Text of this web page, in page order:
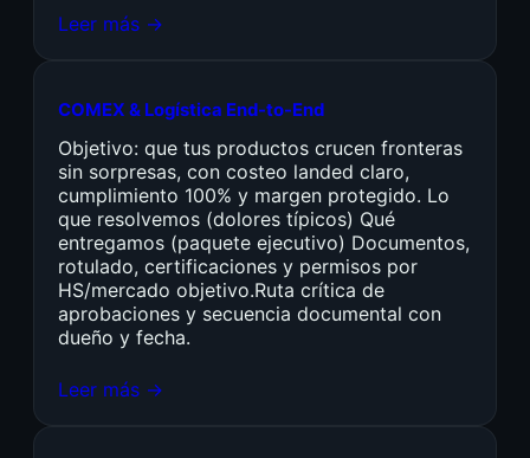
Leer más →
COMEX & Logística End-to-End
Objetivo: que tus productos crucen fronteras
sin sorpresas, con costeo landed claro,
cumplimiento 100% y margen protegido. Lo
que resolvemos (dolores típicos) Qué
entregamos (paquete ejecutivo) Documentos,
rotulado, certificaciones y permisos por
HS/mercado objetivo.Ruta crítica de
aprobaciones y secuencia documental con
dueño y fecha.
Leer más →